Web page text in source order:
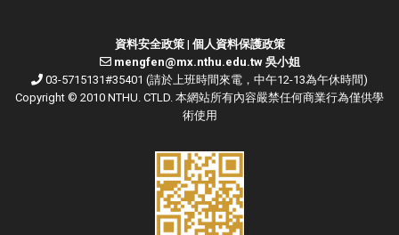
資料安全政策| 個人資料保護政策
mengfen@mx.nthu.edu.tw 吳小姐
03-5715131#35401 (請於上班時間來電，中午12-13為午休時間)
Copyright © 2010 NTHU. CTLD. 本網站所有內容嚴禁任何商業行為僅供學
術使用